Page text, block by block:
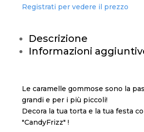
Registrati per vedere il prezzo
Descrizione
Informazioni
Le caramelle gommose sono la
grandi e per i più piccoli!
Decora la tua torta e la tua festa
"CandyFrizz" !